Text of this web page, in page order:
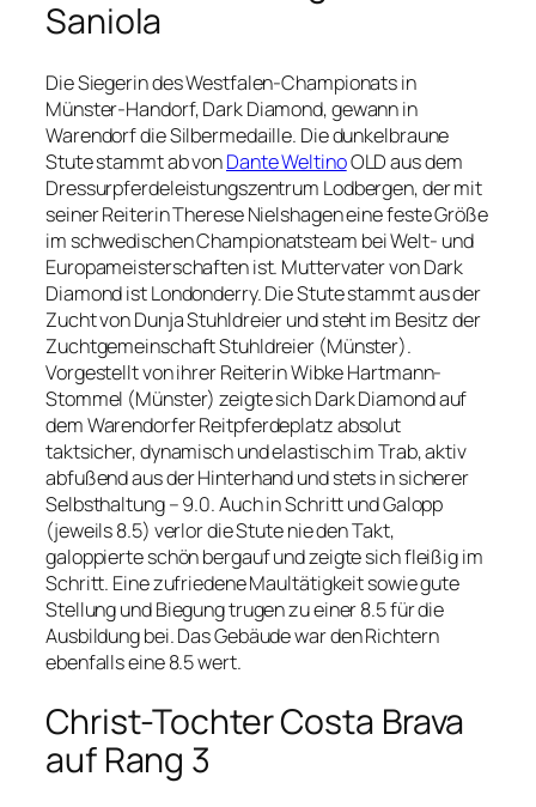
Saniola
Die Siegerin des Westfalen-Championats in
Münster-Handorf, Dark Diamond, gewann in
Warendorf die Silbermedaille. Die dunkelbraune
Stute stammt ab vonDante WeltinoOLD aus dem
Dressurpferdeleistungszentrum Lodbergen, der mit
seiner Reiterin Therese Nielshagen eine feste Größe
im schwedischen Championatsteam bei Welt- und
Europameisterschaften ist. Muttervater von Dark
Diamond ist Londonderry. Die Stute stammt aus der
Zucht von Dunja Stuhldreier und steht im Besitz der
Zuchtgemeinschaft Stuhldreier (Münster).
Vorgestellt von ihrer Reiterin Wibke Hartmann-
Stommel (Münster) zeigte sich Dark Diamond auf
dem Warendorfer Reitpferdeplatz absolut
taktsicher, dynamisch und elastisch im Trab, aktiv
abfußend aus der Hinterhand und stets in sicherer
Selbsthaltung – 9.0. Auch in Schritt und Galopp
(jeweils 8.5) verlor die Stute nie den Takt,
galoppierte schön bergauf und zeigte sich fleißig im
Schritt. Eine zufriedene Maultätigkeit sowie gute
Stellung und Biegung trugen zu einer 8.5 für die
Ausbildung bei. Das Gebäude war den Richtern
ebenfalls eine 8.5 wert.
Christ-Tochter Costa Brava
auf Rang 3